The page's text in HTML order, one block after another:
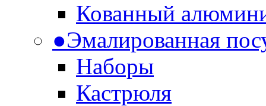
Кованный
●Эмалированная
Наборы
Кастрюля